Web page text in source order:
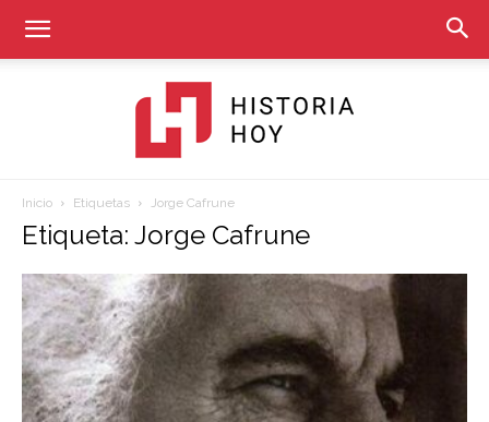
Hoy
Inicio Etiquetas Jorge Cafrune
Etiqueta: Jorge Cafrune